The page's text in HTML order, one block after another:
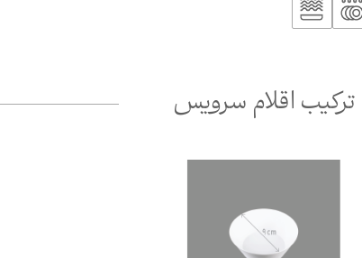
ترکیب اقلام سرویس